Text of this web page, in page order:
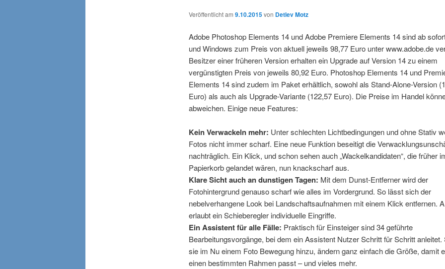
Veröffentlicht am 9.10.2015von Detlev Motz
Adobe Photoshop Elements 14 und Adobe Premiere Elements 14 sind ab
und Windows zum Preis von aktuell jeweils 98,77 Euro unter www.adobe.de
Besitzer einer früheren Version erhalten ein Upgrade auf Version 14 zu einem
vergünstigten Preis von jeweils 80,92 Euro. Photoshop Elements 14 und
Elements 14 sind zudem im Paket erhältlich, sowohl als Stand-Alone-Version
Euro) als auch als Upgrade-Variante (122,57 Euro). Die Preise im Handel
abweichen. Einige neue Features:
Kein Verwackeln mehr: Unter schlechten Lichtbedingungen und ohne Stativ
Fotos nicht immer scharf. Eine neue Funktion beseitigt die
nachträglich. Ein Klick, und schon sehen auch „Wackelkandidaten“, die früher
Papierkorb gelandet wären, nun knackscharf aus.
Klare Sicht auch an dunstigen Tagen: Mit dem Dunst-Entferner wird der
Fotohintergrund genauso scharf wie alles im Vordergrund. So lässt sich der
nebelverhangene Look bei Landschaftsaufnahmen mit einem Klick entfernen.
erlaubt ein Schieberegler individuelle Eingriffe.
Ein Assistent für alle Fälle: Praktisch für Einsteiger sind 34 geführte
Bearbeitungsvorgänge, bei dem ein Assistent Nutzer Schritt für Schritt anleitet.
sie im Nu einem Foto Bewegung hinzu, ändern ganz einfach die Größe, damit
einen bestimmten Rahmen passt – und vieles mehr.